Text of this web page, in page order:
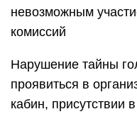
невозможным
комиссий
Нарушение тайны
проявиться в
кабин, присутствии